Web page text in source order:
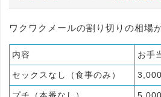
ワクワクメールの割り切りの相場
内容 お手
セックスなし（食事のみ）
プチ（本番なし）